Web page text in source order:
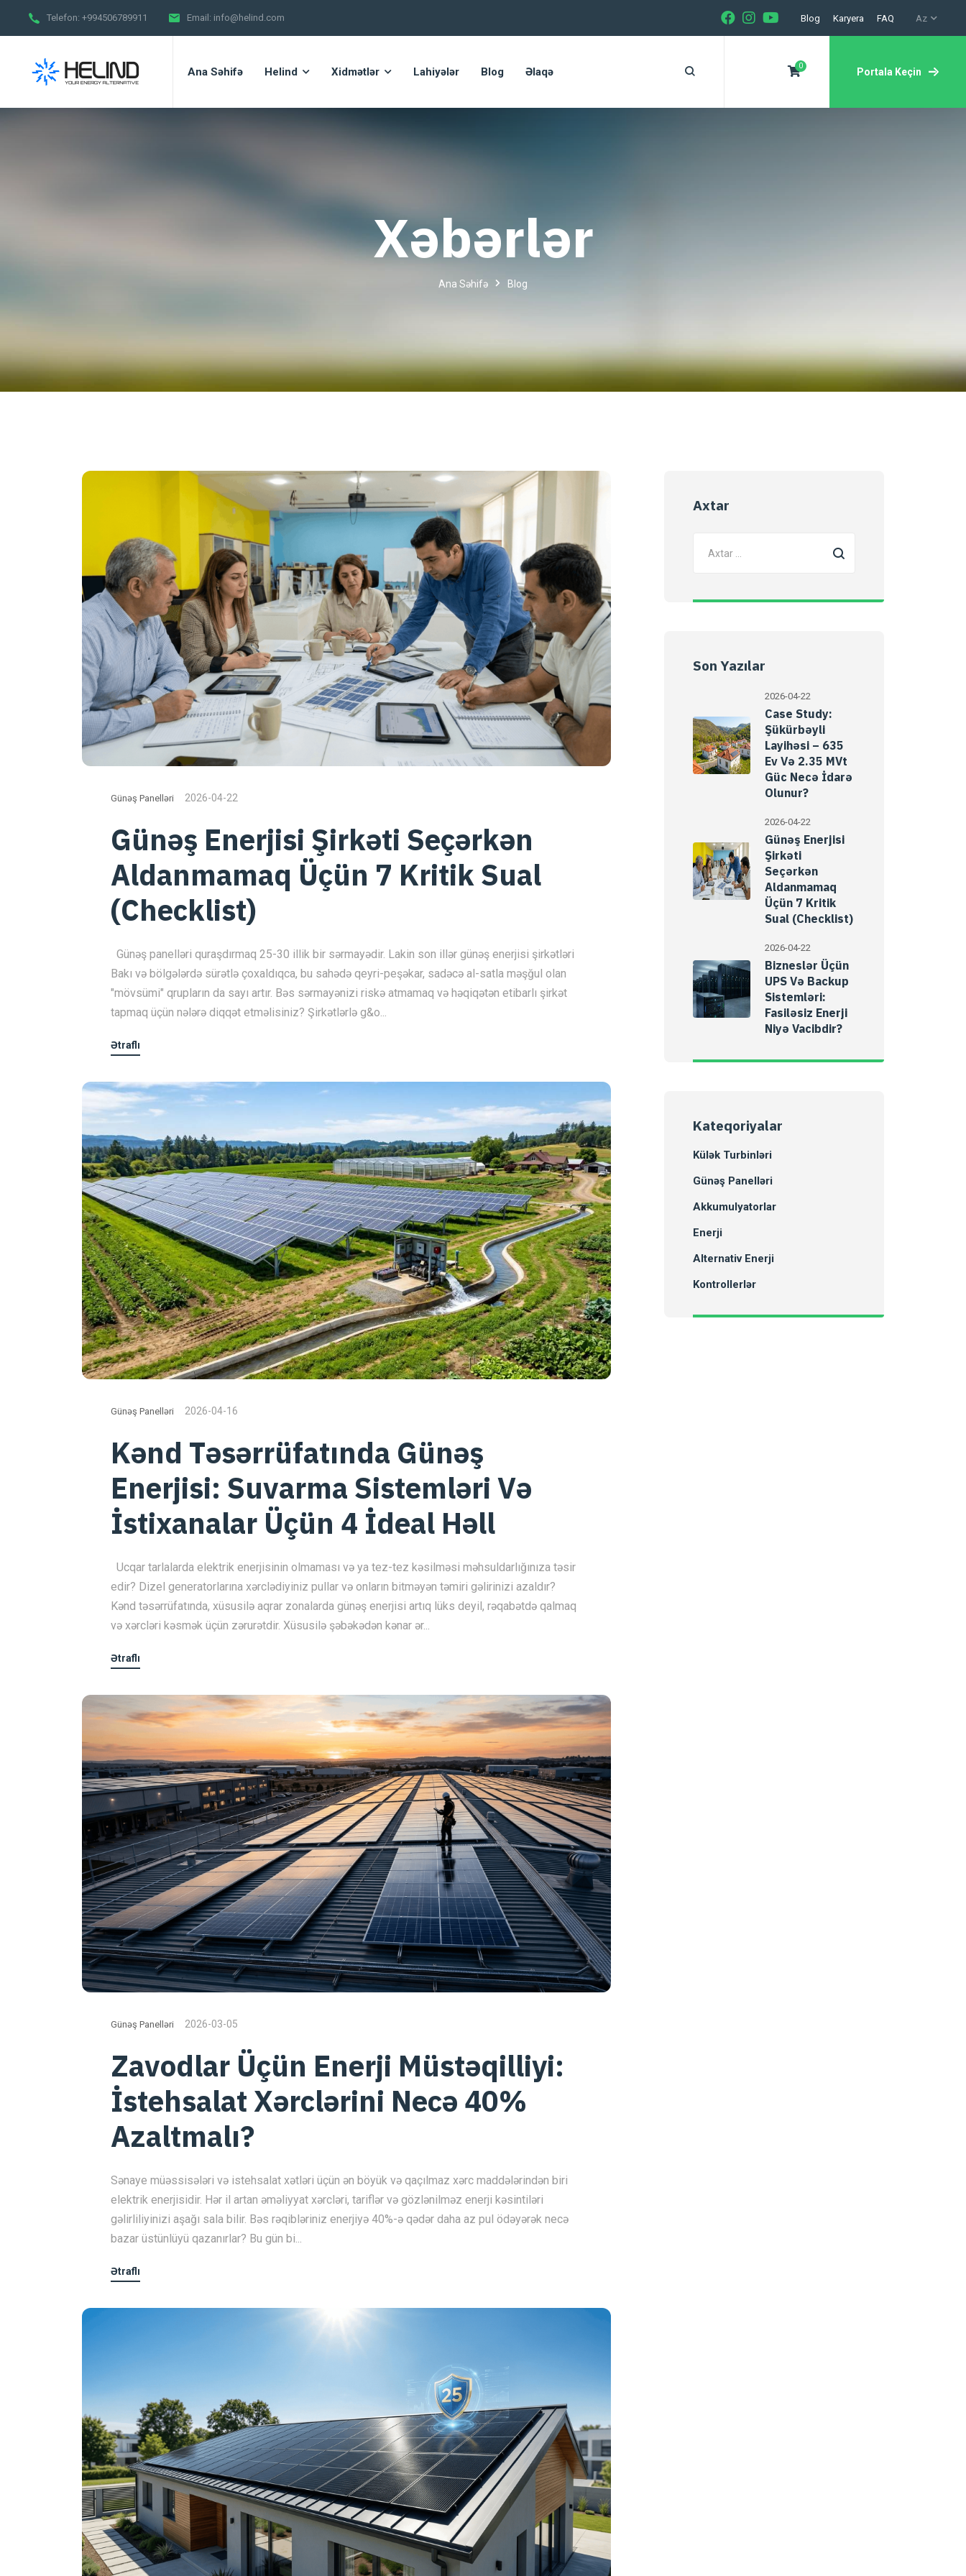
Telefon: +994506789911 Email: info@helind.com Blog Karyera FAQ Az
Ana Səhifə Helind Xidmətlər Lahiyələr Blog Əlaqə 0
Portala Keçin
Xəbərlər
Ana Səhifə Blog
Günəş Panelləri 2026-04-22
Günəş Enerjisi Şirkəti Seçərkən
Aldanmamaq Üçün 7 Kritik Sual
(Checklist)
Günəş panelləri quraşdırmaq 25-30 illik bir sərmayədir. Lakin son illər günəş enerjisi şirkətləri
Bakı və bölgələrdə sürətlə çoxaldıqca, bu sahədə qeyri-peşəkar, sadəcə al-satla məşğul olan
"mövsümi" qrupların da sayı artır. Bəs sərmayənizi riskə atmamaq və həqiqətən etibarlı şirkət
tapmaq üçün nələrə diqqət etməlisiniz? Şirkətlərlə g&o...
Ətraflı
Günəş Panelləri 2026-04-16
Kənd Təsərrüfatında Günəş
Enerjisi: Suvarma Sistemləri Və
İstixanalar Üçün 4 İdeal Həll
Ucqar tarlalarda elektrik enerjisinin olmaması və ya tez-tez kəsilməsi məhsuldarlığınıza təsir
edir? Dizel generatorlarına xərclədiyiniz pullar və onların bitməyən təmiri gəlirinizi azaldır?
Kənd təsərrüfatında, xüsusilə aqrar zonalarda günəş enerjisi artıq lüks deyil, rəqabətdə qalmaq
və xərcləri kəsmək üçün zərurətdir. Xüsusilə şəbəkədən kənar ər...
Ətraflı
Günəş Panelləri 2026-03-05
Zavodlar Üçün Enerji Müstəqilliyi:
İstehsalat Xərclərini Necə 40%
Azaltmalı?
Sənaye müəssisələri və istehsalat xətləri üçün ən böyük və qaçılmaz xərc maddələrindən biri
elektrik enerjisidir. Hər il artan əməliyyat xərcləri, tariflər və gözlənilməz enerji kəsintiləri
gəlirliliyinizi aşağı sala bilir. Bəs rəqibləriniz enerjiyə 40%-ə qədər daha az pul ödəyərək necə
bazar üstünlüyü qazanırlar? Bu gün bi...
Ətraflı
Axtar
Son Yazılar
2026-04-22
Case Study:
Şükürbəyli
Layihəsi – 635
Ev Və 2.35 MVt
Güc Necə İdarə
Olunur?
2026-04-22
Günəş Enerjisi
Şirkəti
Seçərkən
Aldanmamaq
Üçün 7 Kritik
Sual (Checklist)
2026-04-22
Bizneslər Üçün
UPS Və Backup
Sistemləri:
Fasiləsiz Enerji
Niyə Vacibdir?
Kateqoriyalar
Külək Turbinləri
Günəş Panelləri
Akkumulyatorlar
Enerji
Alternativ Enerji
Kontrollerlər